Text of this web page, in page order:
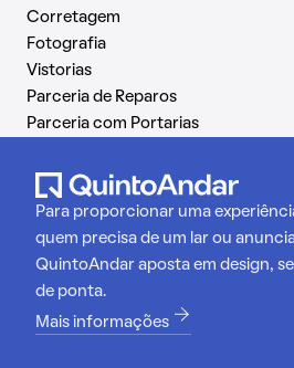
Corretagem
Fotografia
Vistorias
Parceria de Reparos
Parceria com Portarias
Para proporcionar uma
quem precisa de um lar ou
QuintoAndar aposta em design,
de ponta.
Mais informações